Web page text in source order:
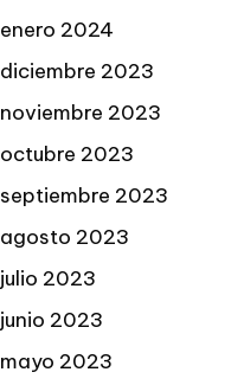
enero 2024
diciembre 2023
noviembre 2023
octubre 2023
septiembre 2023
agosto 2023
julio 2023
junio 2023
mayo 2023